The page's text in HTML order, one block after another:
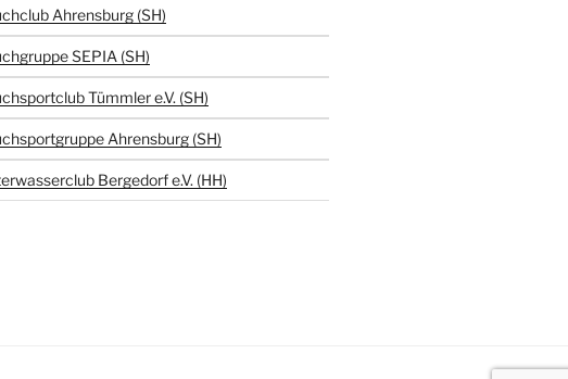
Ahrensburg (SH)
SEPIA (SH)
Tümmler e.V. (SH)
Ahrensburg (SH)
Bergedorf e.V. (HH)